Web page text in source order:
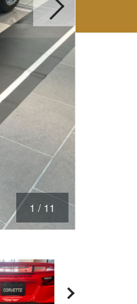
1 / 11